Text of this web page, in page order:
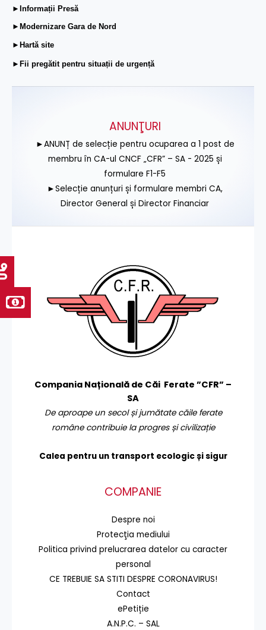
►Informații Presă
►Modernizare Gara de Nord
►Hartă site
►Fii pregătit pentru situații de urgență
ANUNŢURI
►ANUNȚ de selecție pentru ocuparea a 1 post de
membru în CA-ul CNCF „CFR” – SA - 2025 și
formulare F1-F5
►Selecție anunțuri și formulare membri CA,
Director General și Director Financiar
Compania Națională de Căi Ferate ”CFR” –
SA
De aproape un secol și jumătate căile ferate
române contribuie la progres și civilizație
Calea pentru un transport ecologic și sigur
COMPANIE
Despre noi
Protecţia mediului
Politica privind prelucrarea datelor cu caracter
personal
CE TREBUIE SA STITI DESPRE CORONAVIRUS!
Contact
ePetiție
A.N.P.C. – SAL